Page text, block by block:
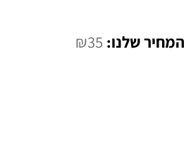
המחיר
₪35 המחיר